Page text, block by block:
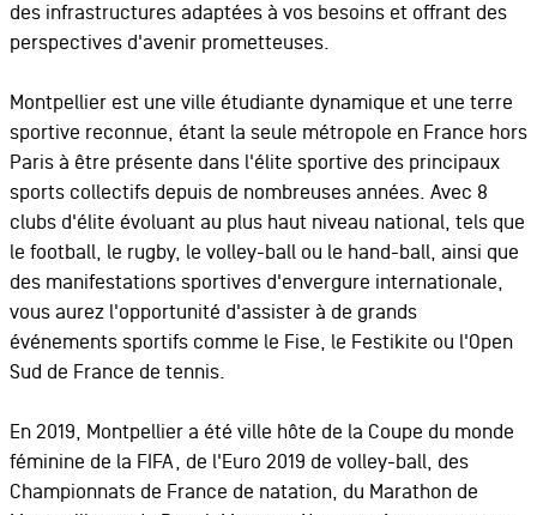
des infrastructures adaptées à vos besoins et offrant des
perspectives d'avenir prometteuses.
Montpellier est une ville étudiante dynamique et une terre
sportive reconnue, étant la seule métropole en France hors
Paris à être présente dans l'élite sportive des principaux
sports collectifs depuis de nombreuses années. Avec 8
clubs d'élite évoluant au plus haut niveau national, tels que
le football, le rugby, le volley-ball ou le hand-ball, ainsi que
des manifestations sportives d'envergure internationale,
vous aurez l'opportunité d'assister à de grands
événements sportifs comme le Fise, le Festikite ou l'Open
Sud de France de tennis.
En 2019, Montpellier a été ville hôte de la Coupe du monde
féminine de la FIFA, de l'Euro 2019 de volley-ball, des
Championnats de France de natation, du Marathon de